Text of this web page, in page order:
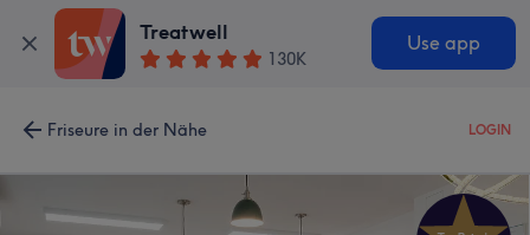
Treatwell
130K
Use app
Friseure in der Nähe LOGIN